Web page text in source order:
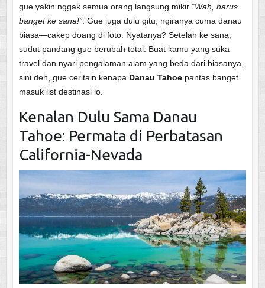
gue yakin nggak semua orang langsung mikir “Wah, harus
banget ke sana!”. Gue juga dulu gitu, ngiranya cuma danau
biasa—cakep doang di foto. Nyatanya? Setelah ke sana,
sudut pandang gue berubah total. Buat kamu yang suka
travel dan nyari pengalaman alam yang beda dari biasanya,
sini deh, gue ceritain kenapa Danau Tahoepantas banget
masuk list destinasi lo.
Kenalan Dulu Sama Danau
Tahoe: Permata di Perbatasan
California-Nevada